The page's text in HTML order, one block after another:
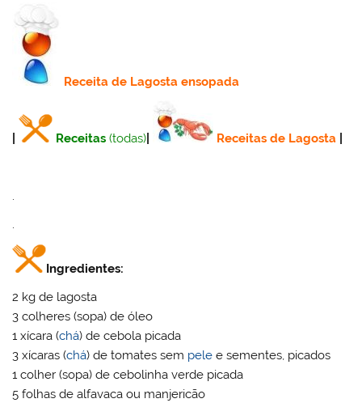
Receitade Lagosta ensopada
Receitas (todas) Receitas de Lagosta
.
.
Ingredientes:
2 kg de lagosta
3 colheres (sopa) de óleo
1 xícara (chá) de cebola picada
3 xícaras (chá) de tomates sem pele e sementes, picados
1 colher (sopa) de cebolinha verde picada
5 folhas de alfavaca ou manjericão